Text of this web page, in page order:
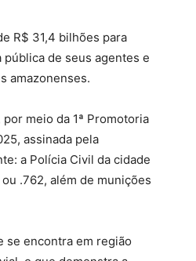
R$ 31,4 bilhões para
de seus agentes e
amazonenses.
meio da 1ª Promotoria
assinada pela
a Polícia Civil da cidade
.762, além de munições
se encontra em região